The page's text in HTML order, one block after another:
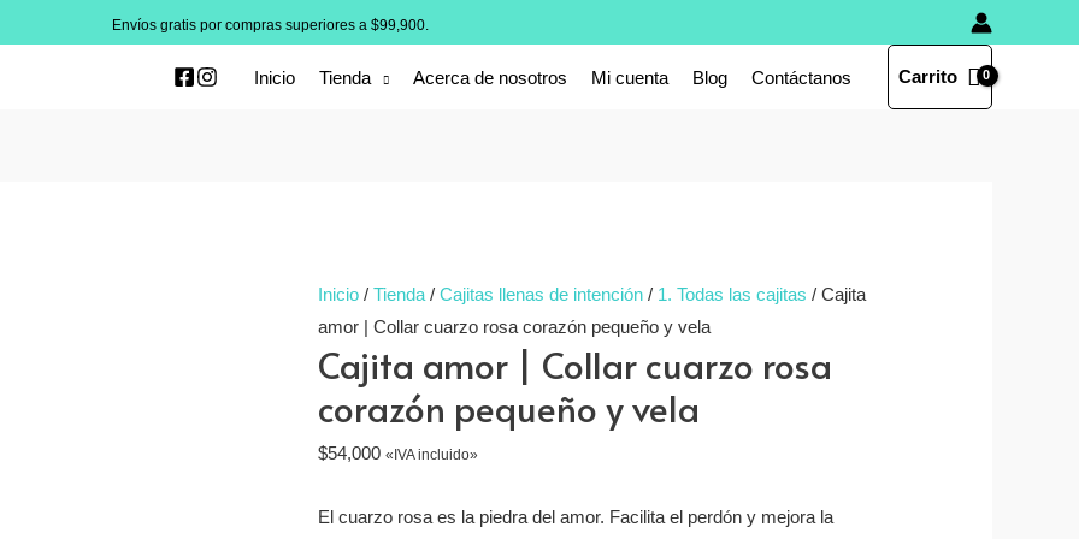
Envíos gratis por compras superiores a $99,900.
Inicio Tienda Acerca de nosotros Mi cuenta Blog Contáctanos Carrito
Inicio / Tienda / Cajitas llenas de intención / 1. Todas las cajitas / Cajita
amor | Collar cuarzo rosa corazón pequeño y vela
Cajita amor | Collar cuarzo rosa
corazón pequeño y vela
$54,000 «IVA incluido»
El cuarzo rosa es la piedra del amor. Facilita el perdón y mejora la